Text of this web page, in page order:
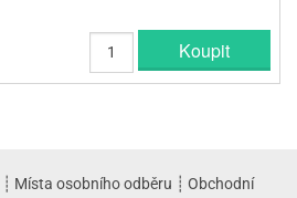
Koupit
┊ Místa osobního odběru ┊ Obchodní